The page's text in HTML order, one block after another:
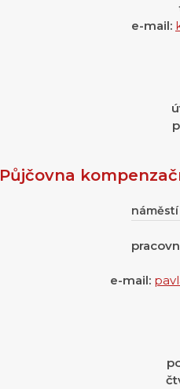
e-mail:
Půjčovna
náměstí
e-mail: